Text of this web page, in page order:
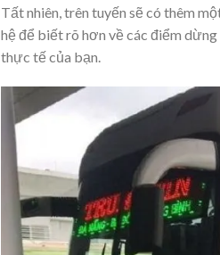
Tất nhiên, trên tuyến sẽ có thêm
hệ để biết rõ hơn về các điểm
thực tế của bạn.